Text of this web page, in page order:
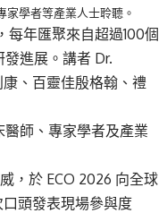
家學者等產業人士聆聽。
每年匯聚來自超過100個
進展。講者 Dr.
、百靈佳殷格翰、禮
師、專家學者及產業
，於 ECO 2026 向全球
口頭發表現場參與度